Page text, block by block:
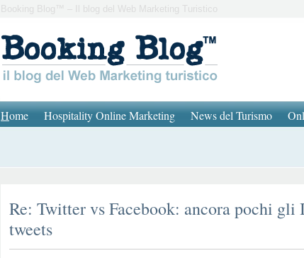
Booking Blog™ – Il blog del Web Marketing Turistico
Home Hospitality Online Marketing News del Turismo
Re: Twitter vs Facebook: ancora pochi
tweets